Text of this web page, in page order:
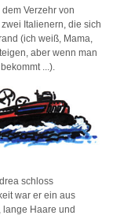
Verzehr von
Italienern, die sich
(ich weiß, Mama,
aber wenn man
...).
schloss
war er ein aus
lange Haare und